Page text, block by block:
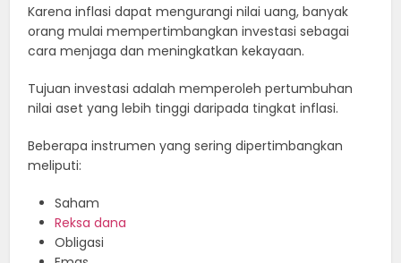
Karena inflasi dapat mengurangi nilai uang, banyak
orang mulai mempertimbangkan investasi sebagai
cara menjaga dan meningkatkan kekayaan.
Tujuan investasi adalah memperoleh pertumbuhan
nilai aset yang lebih tinggi daripada tingkat inflasi.
Beberapa instrumen yang sering dipertimbangkan
meliputi:
Saham
Reksa dana
Obligasi